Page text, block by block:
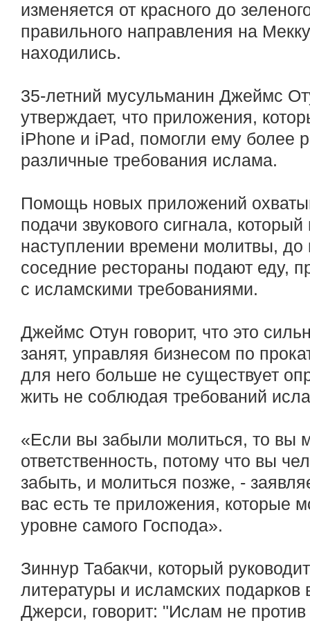
изменяется от красного до
правильного направления на
находились.
35-летний мусульманин Джеймс
утверждает, что приложения,
iPhone и iPad, помогли ему более
различные требования ислама.
Помощь новых приложений
подачи звукового сигнала,
наступлении времени молитвы,
соседние рестораны подают еду,
с исламскими требованиями.
Джеймс Отун говорит, что это
занят, управляя бизнесом по
для него больше не существует
жить не соблюдая требований
«Если вы забыли молиться, то вы
ответственность, потому что вы
забыть, и молиться позже, -
вас есть те приложения, которые
уровне самого Господа».
Зиннур Табакчи, который
литературы и исламских
Джерси, говорит: "Ислам не